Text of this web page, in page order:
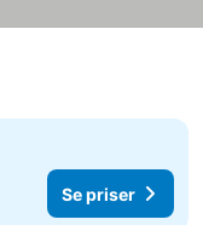
Se priser